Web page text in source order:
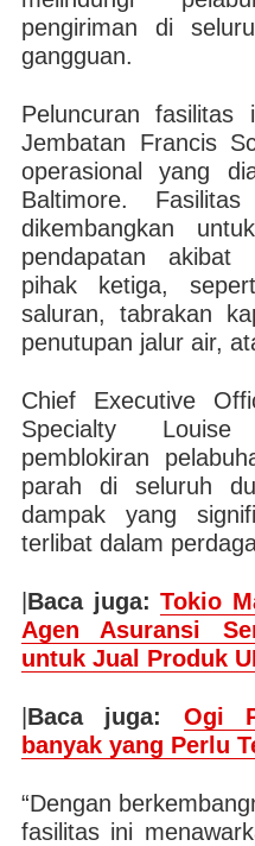
pengiriman di
gangguan.
Peluncuran fasilitas
Jembatan Francis
operasional yang
Baltimore.
dikembangkan
pendapatan akibat
pihak ketiga,
saluran, tabrakan
penutupan jalur air,
Chief Executive
Specialty Louise
pemblokiran
parah di seluruh
dampak yang
terlibat dalam
Baca juga:Tokio
Agen Asuransi
untuk Jual Produk
Baca juga: Ogi
banyak yang Perlu
“Dengan
fasilitas ini